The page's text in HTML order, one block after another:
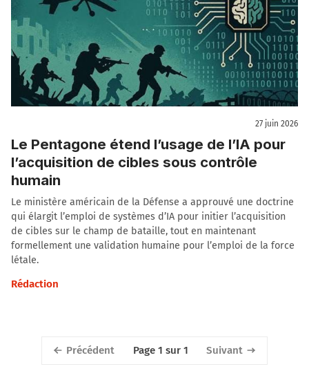
27 juin 2026
Le Pentagone étend l’usage de l’IA pour
l’acquisition de cibles sous contrôle
humain
Le ministère américain de la Défense a approuvé une doctrine
qui élargit l’emploi de systèmes d’IA pour initier l’acquisition
de cibles sur le champ de bataille, tout en maintenant
formellement une validation humaine pour l’emploi de la force
létale.
Rédaction
Précédent Page 1 sur 1 Suivant